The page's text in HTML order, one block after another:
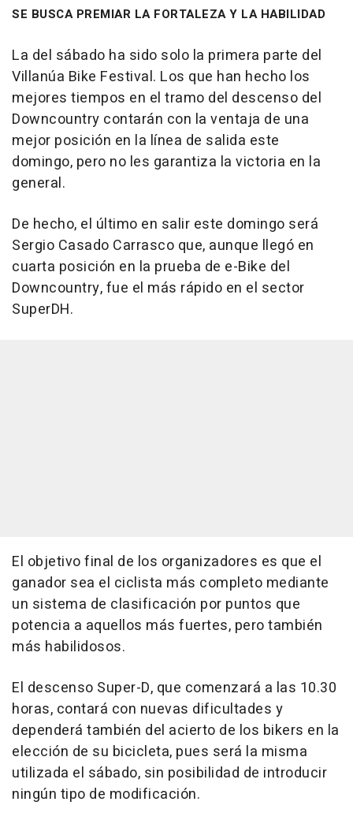
SE BUSCA PREMIAR LA FORTALEZA Y LA HABILIDAD
La del sábado ha sido solo la primera parte del
Villanúa Bike Festival. Los que han hecho los
mejores tiempos en el tramo del descenso del
Downcountry contarán con la ventaja de una
mejor posición en la línea de salida este
domingo, pero no les garantiza la victoria en la
general.
De hecho, el último en salir este domingo será
Sergio Casado Carrasco que, aunque llegó en
cuarta posición en la prueba de e-Bike del
Downcountry, fue el más rápido en el sector
SuperDH.
El objetivo final de los organizadores es que el
ganador sea el ciclista más completo mediante
un sistema de clasificación por puntos que
potencia a aquellos más fuertes, pero también
más habilidosos.
El descenso Super-D, que comenzará a las 10.30
horas, contará con nuevas dificultades y
dependerá también del acierto de los bikers en la
elección de su bicicleta, pues será la misma
utilizada el sábado, sin posibilidad de introducir
ningún tipo de modificación.